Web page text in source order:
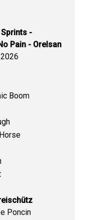
-
Pain - Orelsan
Boom
Poncin